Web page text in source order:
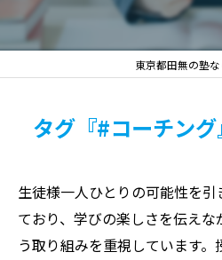
東京都田無の塾
タグ『#コーチン
生徒様一人ひとりの可能性を
ており、学びの楽しさを伝え
う取り組みを重視しています